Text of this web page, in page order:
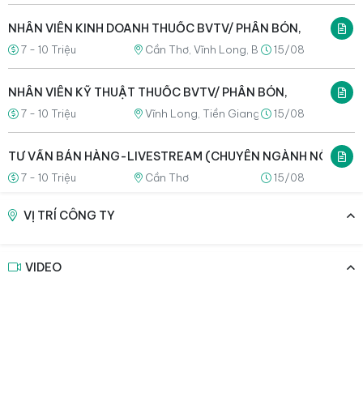
NHÂN VIÊN KINH DOANH THUỐC BVTV/ PHÂN BÓN,
7 - 10 Triệu Cần Thơ, Vĩnh Long, Bến Tre, Sóc Trăng
15/08
NHÂN VIÊN KỸ THUẬT THUỐC BVTV/ PHÂN BÓN,
7 - 10 Triệu Vĩnh Long, Tiền Giang 15/08
TƯ VẤN BÁN HÀNG-LIVESTREAM (CHUYÊN NGÀNH NÔNG
7 - 10 Triệu Cần Thơ 15/08
VỊ TRÍ CÔNG TY
VIDEO